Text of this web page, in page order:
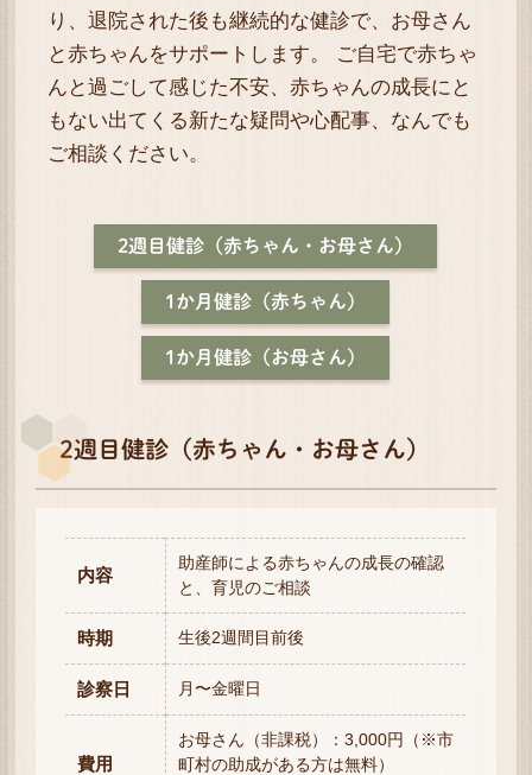
り、退院された後も継続的な健診で、お母さん
と赤ちゃんをサポートします。 ご自宅で赤ちゃ
んと過ごして感じた不安、赤ちゃんの成長にと
もない出てくる新たな疑問や心配事、なんでも
ご相談ください。
2週目健診（赤ちゃん・お母さん）
1か月健診（赤ちゃん）
1か月健診（お母さん）
2週目健診（赤ちゃん・お母さん）
内容
助産師による赤ちゃんの成長の確認
と、育児のご相談
時期 生後2週間目前後
診察日 月〜金曜日
費用
お母さん（非課税）：3,000円（※市
町村の助成がある方は無料）